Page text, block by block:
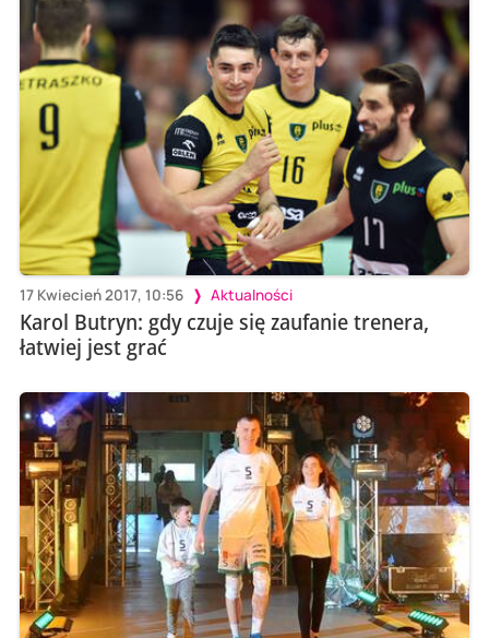
17 Kwiecień 2017, 10:56 Aktualności
Karol Butryn: gdy czuje się zaufanie trenera,
łatwiej jest grać